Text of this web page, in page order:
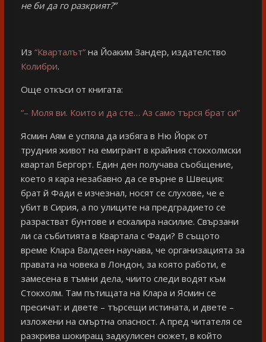
не би да го разкрият?”
Из “Кварталът”на Йоаким Зандер, издателство
Колибри.
Още откъси от книгата:
“– Моля ви. Които и да сте… Аз само търся брат си”
Ясмин Аям е успяла да избяга в Ню Йорк от
трудния живот на емигрант в крайния стокхолмски
квартал Бергорт. Един ден получава съобщение,
което я кара незабавно да се върне в Швеция:
брат й Фади е изчезнал, носят се слухове, че е
убит в Сирия, а по улиците на предградието се
разрастват бунтове и ескалира насилие. Свързани
ли са събитията в Квартала с Фади? В същото
време Клара Валдеен научава, че организацията за
правата на човека в Лондон, за която работи, е
замесена в тъмни дела, чиито следи водят към
Стокхолм. Там пътищата на Клара и Ясмин се
пресичат: и двете – търсещи истината, и двете –
изложени на смъртна опасност. А пред читателя се
разкрива шокиращ задкулисен сюжет, в който